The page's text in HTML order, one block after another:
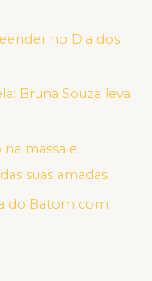
no Dia dos
Bruna Souza leva
massa e
suas amadas
do Batom com